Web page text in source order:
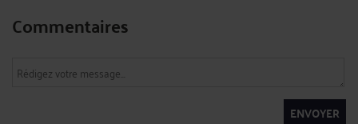
Commentaires
ENVOYER